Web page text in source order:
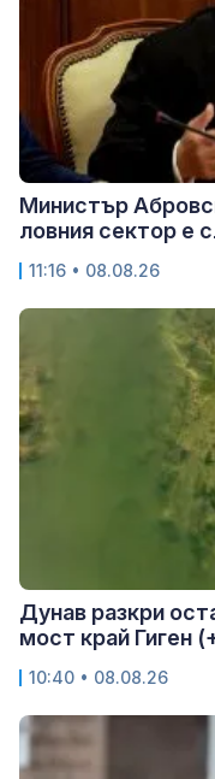
Министър
ловния сектор е
11:16 • 08.08.26
Дунав разкри
мост край Гиген
10:40 • 08.08.26